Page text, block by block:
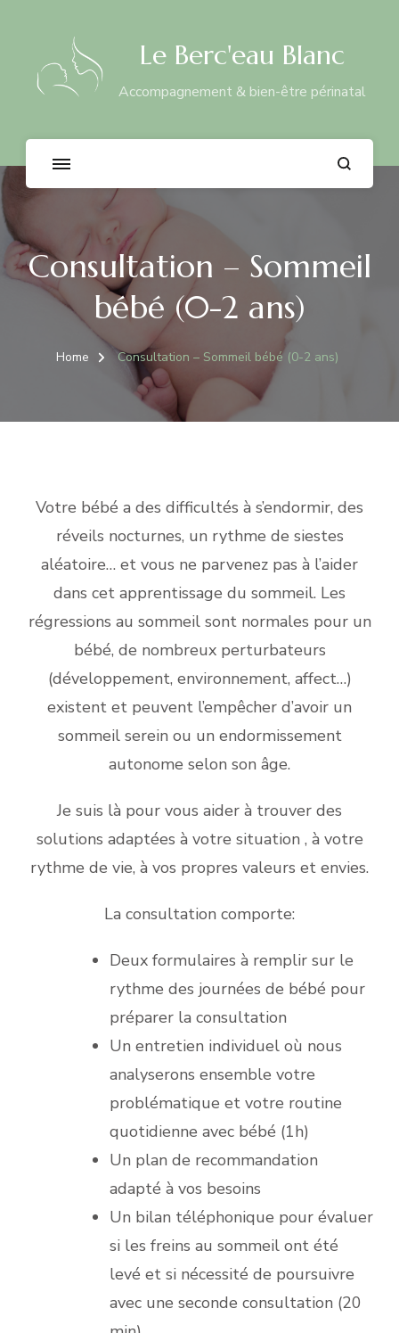
Le Berc'eau Blanc
Accompagnement & bien-être périnatal
Consultation – Sommeil
bébé (0-2 ans)
Home Consultation – Sommeil bébé (0-2 ans)
Votre bébé a des difficultés à s’endormir, des
réveils nocturnes, un rythme de siestes
aléatoire… et vous ne parvenez pas à l’aider
dans cet apprentissage du sommeil. Les
régressions au sommeil sont normales pour un
bébé, de nombreux perturbateurs
(développement, environnement, affect…)
existent et peuvent l’empêcher d’avoir un
sommeil serein ou un endormissement
autonome selon son âge.
Je suis là pour vous aider à trouver des
solutions adaptées à votre situation , à votre
rythme de vie, à vos propres valeurs et envies.
La consultation comporte:
Deux formulaires à remplir sur le
rythme des journées de bébé pour
préparer la consultation
Un entretien individuel où nous
analyserons ensemble votre
problématique et votre routine
quotidienne avec bébé (1h)
Un plan de recommandation
adapté à vos besoins
Un bilan téléphonique pour évaluer
si les freins au sommeil ont été
levé et si nécessité de poursuivre
avec une seconde consultation (20